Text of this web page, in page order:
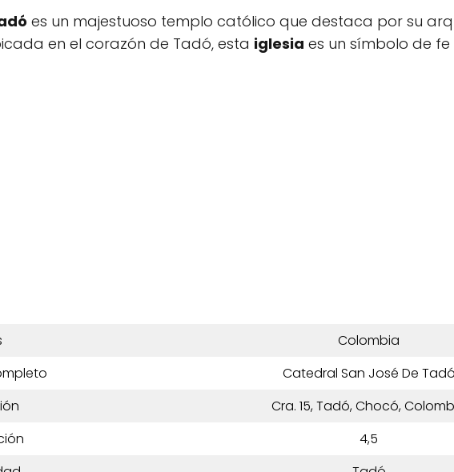
es un majestuoso templo católico que destaca por su
en el corazón de Tadó, esta iglesia es un símbolo de
Colombia
Catedral San José De Tadó
Cra. 15, Tadó, Chocó,
4,5